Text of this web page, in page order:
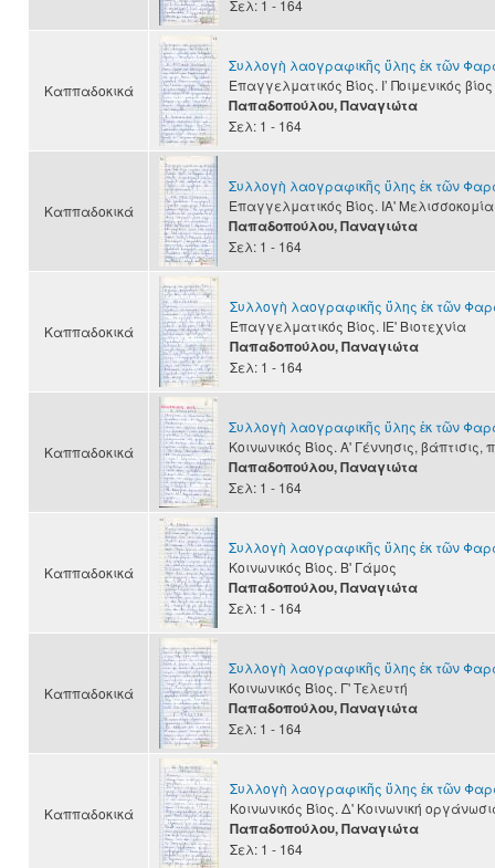
Σελ: 1 - 164
Καππαδοκικά
Συλλογὴ λαογραφικῆς ὕλης ἐκ τῶν
Επαγγελματικός Βίος. Ι’ Ποιμενικός βίος
Παπαδοπούλου, Παναγιώτα
Σελ: 1 - 164
Καππαδοκικά
Συλλογὴ λαογραφικῆς ὕλης ἐκ τῶν
Επαγγελματικός Βίος. ΙΑ' Μελισσοκομία
Παπαδοπούλου, Παναγιώτα
Σελ: 1 - 164
Καππαδοκικά
Συλλογὴ λαογραφικῆς ὕλης ἐκ τῶν
Επαγγελματικός Βίος. ΙΕ' Βιοτεχνία
Παπαδοπούλου, Παναγιώτα
Σελ: 1 - 164
Καππαδοκικά
Συλλογὴ λαογραφικῆς ὕλης ἐκ τῶν
Κοινωνικός Βίος. Α' Γέννησις, βάπτισις,
Παπαδοπούλου, Παναγιώτα
Σελ: 1 - 164
Καππαδοκικά
Συλλογὴ λαογραφικῆς ὕλης ἐκ τῶν
Κοινωνικός Βίος. Β' Γάμος
Παπαδοπούλου, Παναγιώτα
Σελ: 1 - 164
Καππαδοκικά
Συλλογὴ λαογραφικῆς ὕλης ἐκ τῶν
Κοινωνικός Βίος. Γ' Τελευτή
Παπαδοπούλου, Παναγιώτα
Σελ: 1 - 164
Καππαδοκικά
Συλλογὴ λαογραφικῆς ὕλης ἐκ τῶν
Κοινωνικός Βίος. Δ' Κοινωνική
Παπαδοπούλου, Παναγιώτα
Σελ: 1 - 164